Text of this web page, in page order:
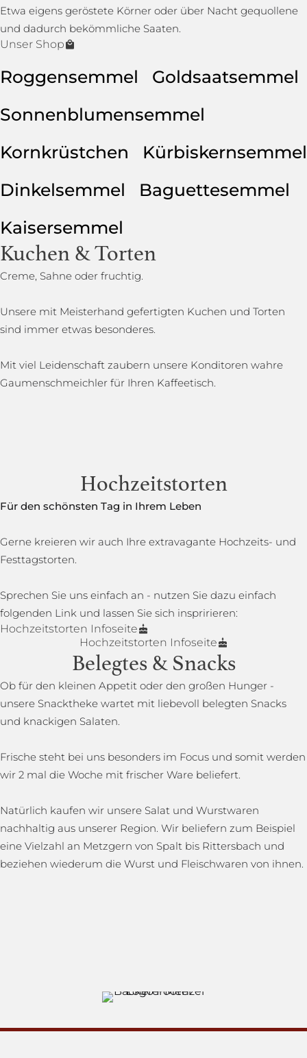
Etwa eigens geröstete Körner oder über Nacht gequollene
und dadurch bekömmliche Saaten.
Unser Shop
Roggensemmel
Goldsaatsemmel
Sonnenblumensemmel
Kornkrüstchen
Kürbiskernsemmel
Dinkelsemmel
Baguettesemmel
Kaisersemmel
Kuchen & Torten
Creme, Sahne oder fruchtig.
Unsere mit Meisterhand gefertigten Kuchen und Torten
sind immer etwas besonderes.
Mit viel Leidenschaft zaubern unsere Konditoren wahre
Gaumenschmeichler für Ihren Kaffeetisch.
Hochzeitstorten
Für den schönsten Tag in Ihrem Leben
Gerne kreieren wir auch Ihre extravagante Hochzeits- und
Festtagstorten.
Sprechen Sie uns einfach an - nutzen Sie dazu einfach
folgenden Link und lassen Sie sich inspririeren:
Hochzeitstorten Infoseite
Hochzeitstorten Infoseite
Belegtes & Snacks
Ob für den kleinen Appetit oder den großen Hunger -
unsere Snacktheke wartet mit liebevoll belegten Snacks
und knackigen Salaten.
Frische steht bei uns besonders im Focus und somit werden
wir 2 mal die Woche mit frischer Ware beliefert.
Natürlich kaufen wir unsere Salat und Wurstwaren
nachhaltig aus unserer Region. Wir beliefern zum Beispiel
eine Vielzahl an Metzgern von Spalt bis Rittersbach und
beziehen wiederum die Wurst und Fleischwaren von ihnen.